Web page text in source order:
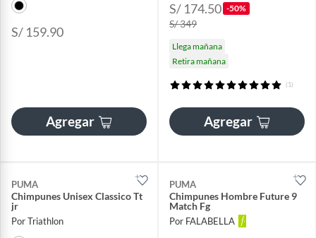
S/ 159.90
Agregar
S/ 174.50 -50%
S/ 349
Llega mañana
Retira mañana
(1)
Agregar
PUMA
Chimpunes Unisex Classico Tt
jr
Por Triathlon
PUMA
Chimpunes Hombre Future 9
Match Fg
Por FALABELLA